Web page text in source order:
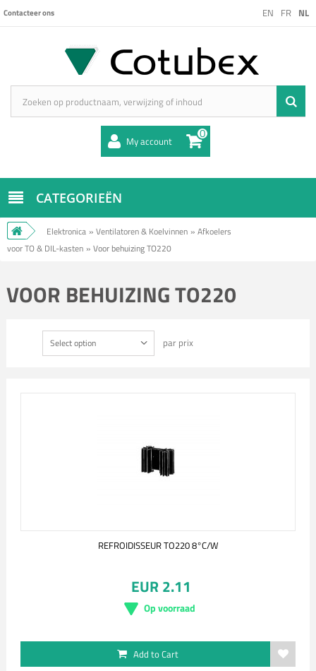
EN FR NL
Contacteer ons
My account 0
CATEGORIEËN
Elektronica » Ventilatoren & Koelvinnen » Afkoelers
voor TO & DIL-kasten » Voor behuizing TO220
VOOR BEHUIZING TO220
Select option par prix
REFROIDISSEUR TO220 8°C/W
EUR 2.11
Op voorraad
Add to Cart